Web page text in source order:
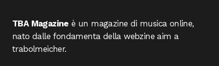
TBA Magazine è un magazine di musica online,
nato dalle fondamenta della webzine aim a
trabolmeicher.